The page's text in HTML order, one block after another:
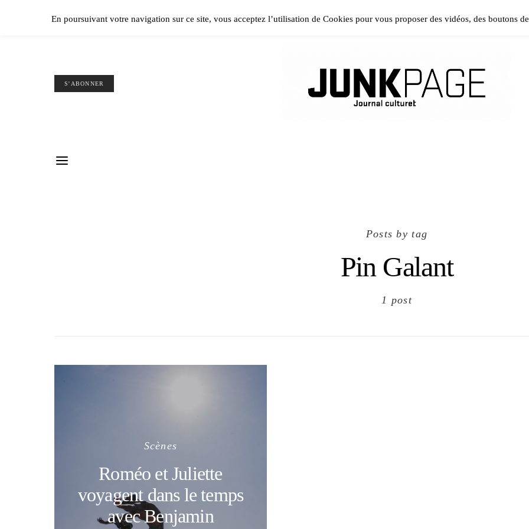
Please install and activate Powerkit plugin from Appearance →
S'ABONNER
Posts by tag
Pin Galant
1 post
Scènes
Roméo et Juliette
voyagent dans le temps
avec Benjamin
En poursuivant votre navigation sur ce site, vous acceptez l’utilisation de Cookies pour vous proposer des vidéos, des boutons